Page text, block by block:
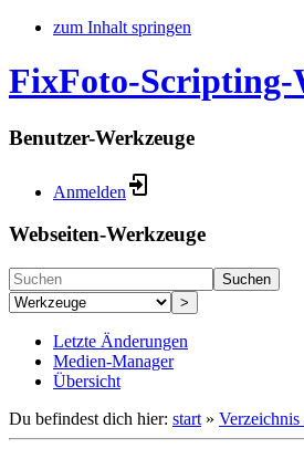
zum Inhalt springen
FixFoto-
Benutzer-Werkzeuge
Anmelden
Webseiten-Werkzeuge
Suchen
>
Letzte Änderungen
Medien-Manager
Übersicht
Du befindest dich hier: start » Verzeichnis